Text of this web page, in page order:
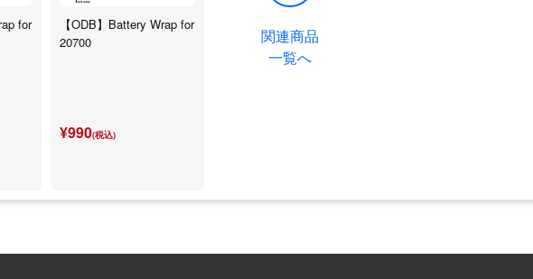
for
【ODB】Battery Wrap for
20700
¥990(税込)
関連商品
一覧へ